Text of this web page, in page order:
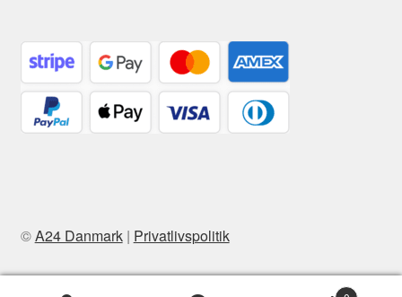
©A24 Danmark| Privatlivspolitik